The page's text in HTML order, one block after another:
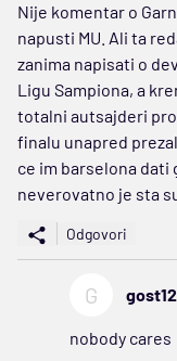
Nije komentar o
napusti MU. Ali ta
zanima napisati o
Ligu Sampiona, a
totalni autsajderi
finalu unapred
ce im barselona dati
neverovatno je sta
Odgovori
G
nobody cares